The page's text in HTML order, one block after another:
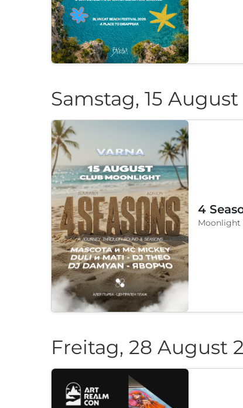
Samstag, 15
4
Moonlight
Freitag, 28 August